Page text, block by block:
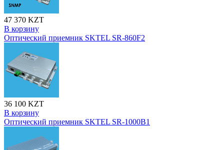
47 370 KZT
В корзину
Оптический приемник SKTEL SR-860F2
36 100 KZT
В корзину
Оптический приемник SKTEL SR-1000B1